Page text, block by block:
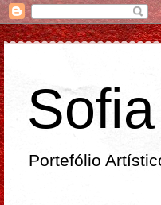
Portefólio